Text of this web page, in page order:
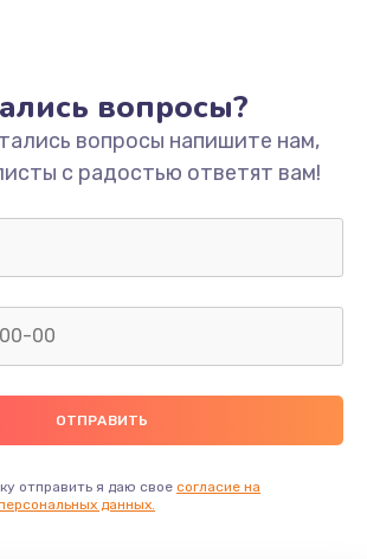
Заказать
Не включается
Нет звука
Не видит флешку
400 руб.
вопросы?
вопросы напишите нам,
с радостью ответят вам!
отправить я даю свое согласие на
данных.